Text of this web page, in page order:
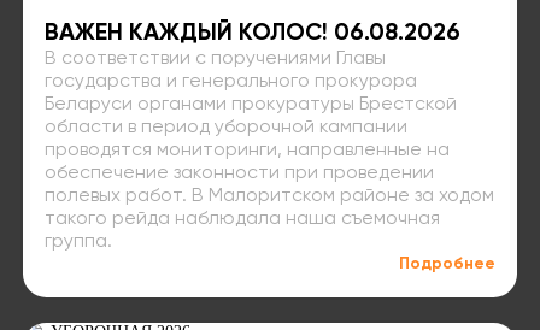
ВАЖЕН КАЖДЫЙ КОЛОС! 06.08.2026
В соответствии с поручениями Главы
государства и генерального прокурора
Беларуси органами прокуратуры Брестской
области в период уборочной кампании
проводятся мониторинги, направленные на
обеспечение законности при проведении
полевых работ. В Малоритском районе за ходом
такого рейда наблюдала наша съемочная
группа.
Подробнее